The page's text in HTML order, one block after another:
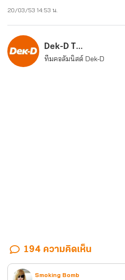
20/03/53 14:53 น.
Dek-D Team
ทีมคอลัมนิสต์ Dek-D
194 ความคิดเห็น
Smoking Bomb